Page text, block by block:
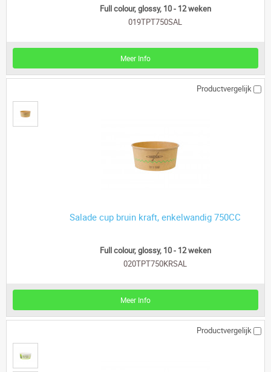
Full colour, glossy, 10 - 12 weken
019TPT750SAL
Meer Info
Productvergelijk
Salade cup bruin kraft, enkelwandig 750CC
Full colour, glossy, 10 - 12 weken
020TPT750KRSAL
Meer Info
Productvergelijk